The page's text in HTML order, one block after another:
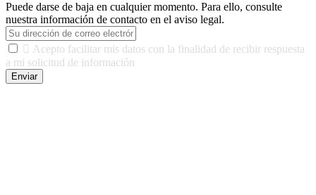
Puede darse de baja en cualquier momento. Para ello, consulte
nuestra información de contacto en el aviso legal.
 Acepto facilitar mis datos con la finalidad de recibir respuesta
a mi solicitud de información
Enviar